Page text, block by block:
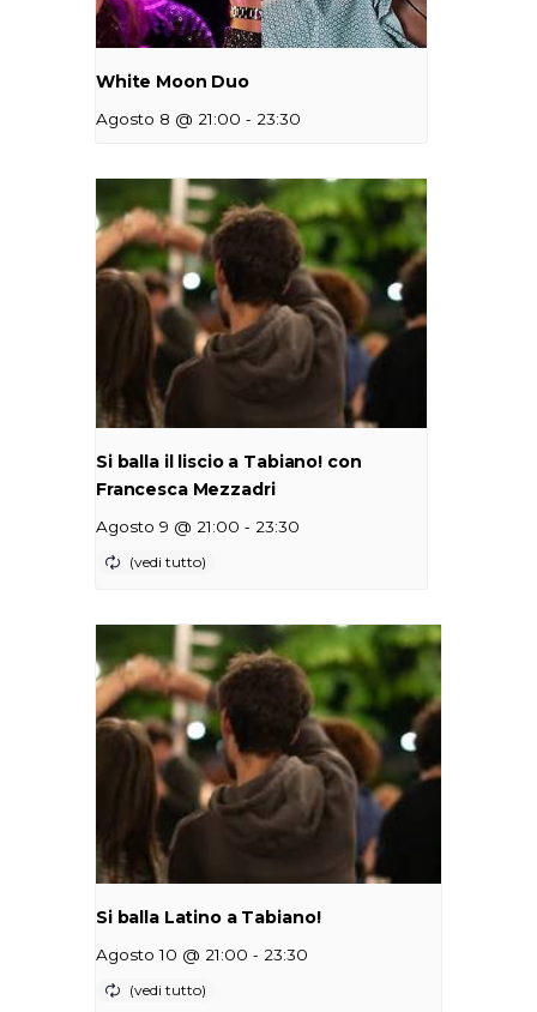
White Moon Duo
Agosto 8 @ 21:00 - 23:30
Si balla il liscio a Tabiano! con
Francesca Mezzadri
Agosto 9 @ 21:00 - 23:30
Si balla Latino a Tabiano!
Agosto 10 @ 21:00 - 23:30